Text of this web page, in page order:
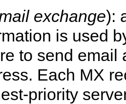
exchange):
is used
to send email
Each MX
priority